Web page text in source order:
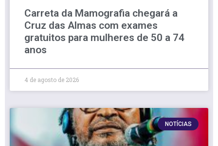
Carreta da Mamografia chegará a
Cruz das Almas com exames
gratuitos para mulheres de 50 a 74
anos
4 de agosto de 2026
NOTÍCIAS